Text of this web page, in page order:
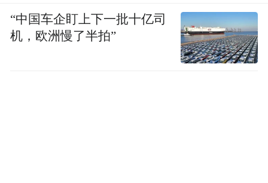
“中国车企盯上下一批十亿司
机，欧洲慢了半拍”